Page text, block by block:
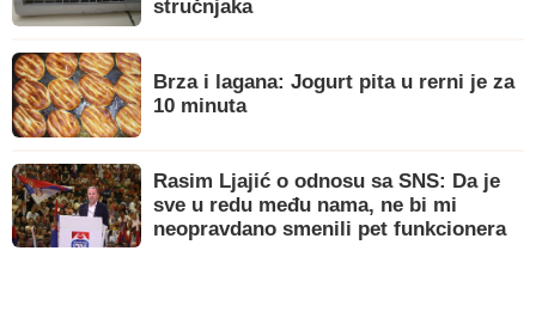
stručnjaka
Brza i lagana: Jogurt pita u rerni je za
10 minuta
Rasim Ljajić o odnosu sa SNS: Da je
sve u redu među nama, ne bi mi
neopravdano smenili pet funkcionera